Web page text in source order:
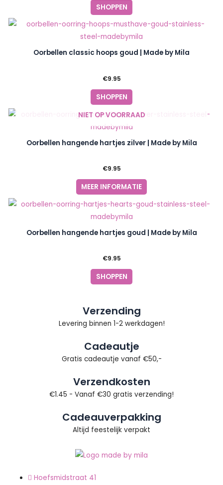
SHOPPEN
Oorbellen classic hoops goud | Made by Mila
€9.95
SHOPPEN
NIET OP VOORRAAD
Oorbellen hangende hartjes zilver | Made by Mila
€9.95
MEER INFORMATIE
Oorbellen hangende hartjes goud | Made by Mila
€9.95
SHOPPEN
Verzending
Levering binnen 1-2 werkdagen!
Cadeautje
Gratis cadeautje vanaf €50,-
Verzendkosten
€1.45 - Vanaf €30 gratis verzending!
Cadeauverpakking
Altijd feestelijk verpakt
Hoefsmidstraat 41